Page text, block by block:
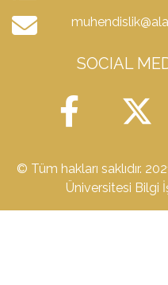
SOCIAL
© Tüm hakları saklıdır.
Üniversitesi Bilgi